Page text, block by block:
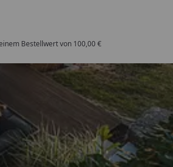
Bestellwert von 100,00 €
Trusted Shops
4,81/ 5